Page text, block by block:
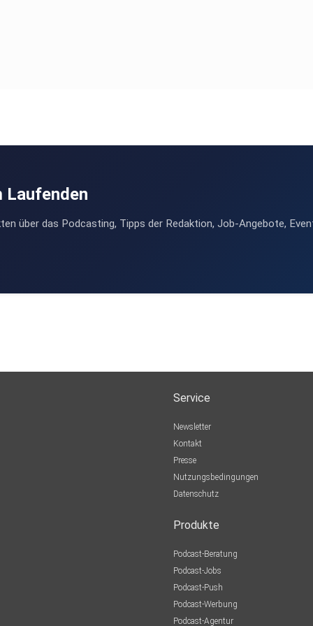
Laufenden
über das Podcasting, Tipps der Redaktion, Job-Angebote,
Service
Newsletter
Kontakt
Presse
Nutzungsbedingungen
Datenschutz
Produkte
Podcast-Beratung
Podcast-Jobs
Podcast-Push
Podcast-Werbung
Podcast-Agentur